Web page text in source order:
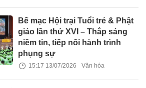
Bế mạc Hội trại Tuổi trẻ & Phật
giáo lần thứ XVI – Thắp sáng
niềm tin, tiếp nối hành trình
phụng sự
15:17 13/07/2026 Văn hóa